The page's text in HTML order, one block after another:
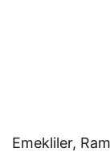
Emekliler,